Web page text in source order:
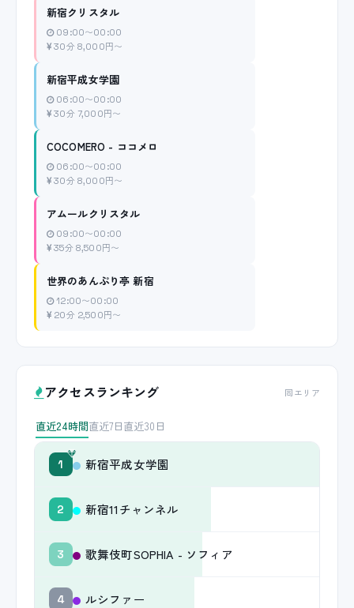
新宿クリスタル
09:00〜00:00
30分 8,000円〜
新宿平成女学園
06:00〜00:00
30分 7,000円〜
COCOMERO - ココメロ
06:00〜00:00
30分 8,000円〜
アムールクリスタル
09:00〜00:00
35分 8,500円〜
世界のあんぷり亭 新宿
12:00〜00:00
20分 2,500円〜
アクセスランキング 同エリア
直近24時間直近7日直近30日
1 新宿平成女学園
2 新宿11チャンネル
3 歌舞伎町SOPHIA - ソフィア
4 ルシファー